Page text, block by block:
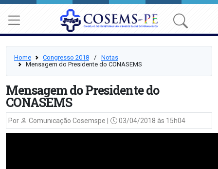
Home Congresso 2018 ⠀/⠀ Notas
Mensagem do Presidente do CONASEMS
Mensagem do Presidente do
CONASEMS
Por Comunicação Cosemspe | 03/04/2018 às 15h04